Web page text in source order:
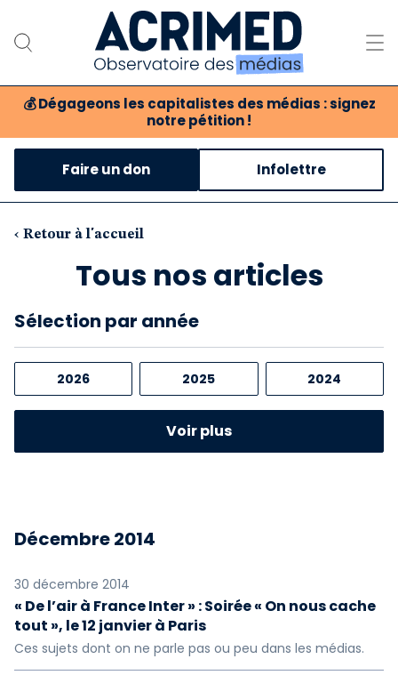
💰 Dégageons les capitalistes des médias : signez
notre pétition !
Notre association
Notre critique des médias
Notre revue
Boutique
Faire un don Infolettre
‹ Retour à l'accueil
Tous nos articles
Sélection par année
2026 2025 2024
2022
2014
2011
2008 2007
2005 2004 2003
Voir plus
Décembre 2014
30 décembre 2014
« De l’air à France Inter » : Soirée « On nous cache
tout », le 12 janvier à Paris
Ces sujets dont on ne parle pas ou peu dans les médias.